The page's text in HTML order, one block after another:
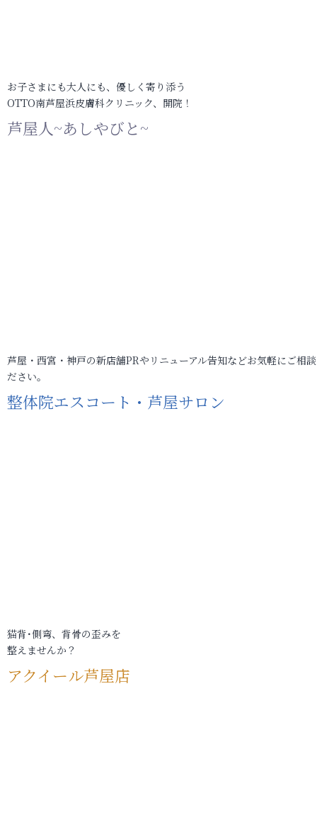
お子さまにも大人にも、優しく寄り添う
OTTO南芦屋浜皮膚科クリニック、開院！
芦屋人~あしやびと~
芦屋・西宮・神戸の新店舗PRやリニューアル告知などお気軽にご相
ださい。
整体院エスコート・芦屋サロン
猫背･側弯、背骨の歪みを
整えませんか？
アクイール芦屋店